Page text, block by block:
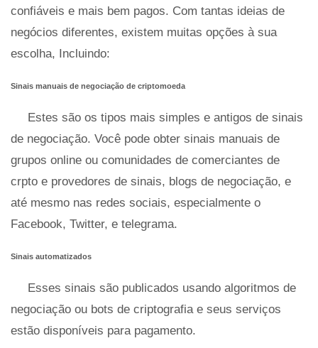
confiáveis ​​e mais bem pagos. Com tantas ideias de
negócios diferentes, existem muitas opções à sua
escolha, Incluindo:
Sinais manuais de negociação de criptomoeda
Estes são os tipos mais simples e antigos de sinais
de negociação. Você pode obter sinais manuais de
grupos online ou comunidades de comerciantes de
crpto e provedores de sinais, blogs de negociação, e
até mesmo nas redes sociais, especialmente o
Facebook, Twitter, e telegrama.
Sinais automatizados
Esses sinais são publicados usando algoritmos de
negociação ou bots de criptografia e seus serviços
estão disponíveis para pagamento.